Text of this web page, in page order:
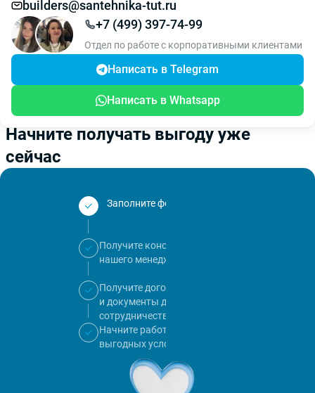
builders@santehnika-tut.ru
+7 (499) 397-74-99
Отдел по работе с корпоративными клиентами
Написать в Telegram
Написать в Whatsapp
Начните получать выгоду уже
сейчас
Заполните форму
Получите консультацию
нашего менеджера
Получите договор
и документы для начала
сотрудничества
Начните работу на
выгодных условиях